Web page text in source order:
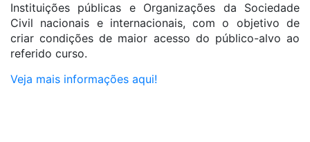
Instituições públicas e Organizações da Sociedade
Civil nacionais e internacionais, com o objetivo de
criar condições de maior acesso do público-alvo ao
referido curso.
Veja mais informações aqui!